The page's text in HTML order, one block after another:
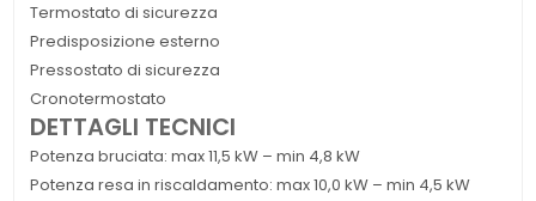
Termostato di sicurezza
Predisposizione esterno
Pressostato di sicurezza
Cronotermostato
DETTAGLI TECNICI
Potenza bruciata: max 11,5 kW – min 4,8 kW
Potenza resa in riscaldamento: max 10,0 kW – min 4,5 kW